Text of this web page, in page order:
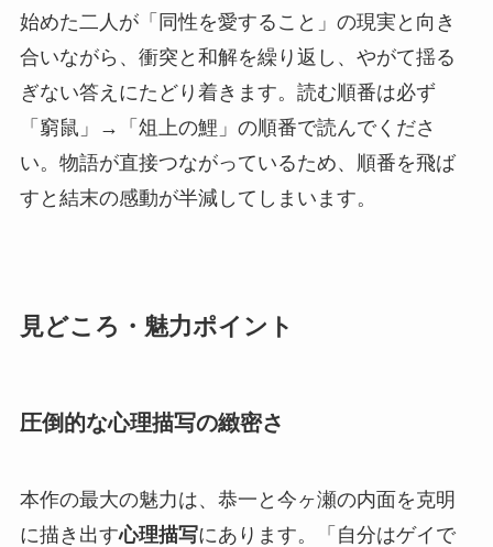
始めた二人が「同性を愛すること」の現実と向き
合いながら、衝突と和解を繰り返し、やがて揺る
ぎない答えにたどり着きます。読む順番は必ず
「窮鼠」→「俎上の鯉」の順番で読んでくださ
い。物語が直接つながっているため、順番を飛ば
すと結末の感動が半減してしまいます。
見どころ・魅力ポイント
圧倒的な心理描写の緻密さ
本作の最大の魅力は、恭一と今ヶ瀬の内面を克明
に描き出す心理描写にあります。「自分はゲイで